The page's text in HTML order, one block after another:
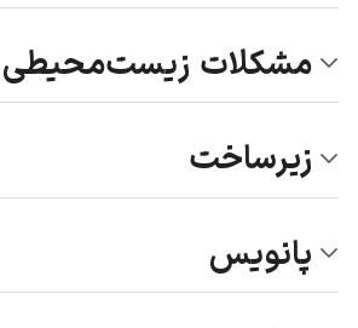
مشکلات زیست‌محیطی
زیرساخت
پانویس